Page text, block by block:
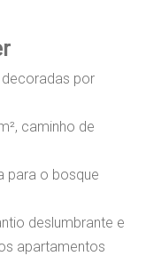
por
caminho de
para o bosque
deslumbrante e
apartamentos